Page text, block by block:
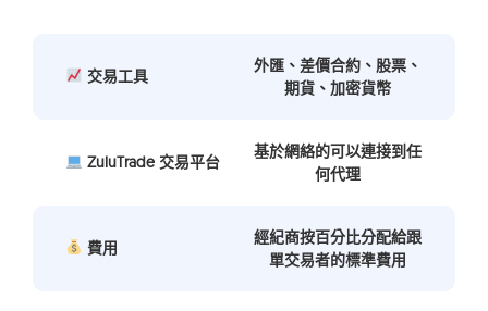
交易工具
外匯、差價合約、股票、
期貨、加密貨幣
ZuluTrade 交易平台
基於網絡的可以連接到任
何代理
費用
經紀商按百分比分配給跟
單交易者的標準費用